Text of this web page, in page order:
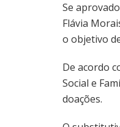
Se
Flávia
o objetivo
De acordo
Social e
doações.